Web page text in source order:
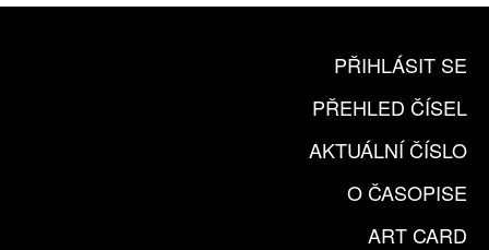
PŘIHLÁSIT SE
PŘEHLED ČÍSEL
AKTUÁLNÍ ČÍSLO
O ČASOPISE
ART CARD